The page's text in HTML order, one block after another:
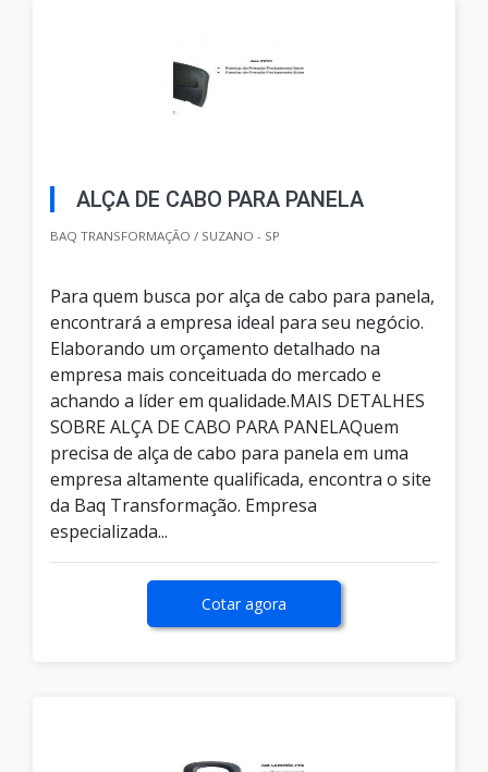
ALÇA DE CABO PARA PANELA
BAQ TRANSFORMAÇÃO / SUZANO - SP
Para quem busca por alça de cabo para panela,
encontrará a empresa ideal para seu negócio.
Elaborando um orçamento detalhado na
empresa mais conceituada do mercado e
achando a líder em qualidade.MAIS DETALHES
SOBRE ALÇA DE CABO PARA PANELAQuem
precisa de alça de cabo para panela em uma
empresa altamente qualificada, encontra o site
da Baq Transformação. Empresa
especializada...
Cotar agora